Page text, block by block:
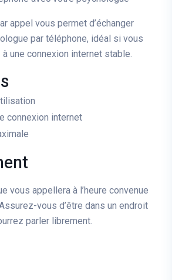
appel vous permet d’échanger
par téléphone, idéal si vous
à une connexion internet stable.
connexion internet
vous appellera à l’heure convenue
vous d’être dans un endroit
parler librement.